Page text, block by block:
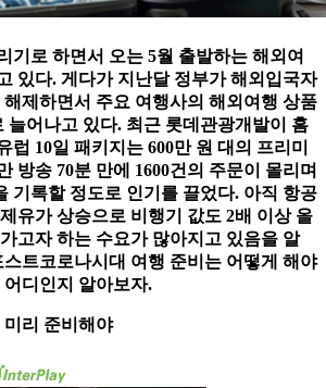
기로 하면서 오는 5월 출발하는 해외여
있다. 게다가 지난달 정부가 해외입국자
제하면서 주요 여행사의 해외여행 상품
늘어나고 있다. 최근 롯데관광개발이 홈
럽 10일 패키지는 600만 원 대의 프리미
방송 70분 만에 1600건의 주문이 몰리며
기록할 정도로 인기를 끌었다. 아직 항공
유가 상승으로 비행기 값도 2배 이상 올
고자 하는 수요가 많아지고 있음을 알
트코로나시대 여행 준비는 어떻게 해야
디인지 알아보자.
리 준비해야